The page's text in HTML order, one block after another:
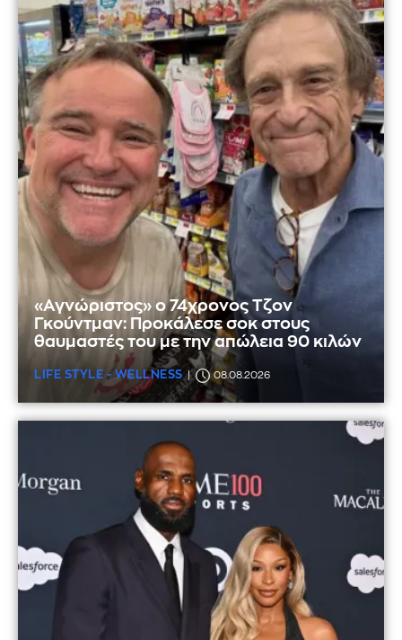
«Αγνώριστος» ο 74χρονος Τζον
Γκούντμαν: Προκάλεσε σοκ στους
θαυμαστές του με την απώλεια 90 κιλών
LIFE STYLE - WELLNESS 08.08.2026